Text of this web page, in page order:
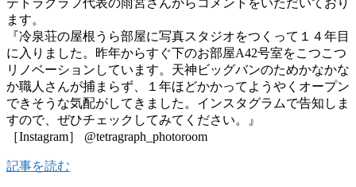
テトラグラフ代表の雨宮さんからコメントをいただいており
ます。
『冷泉荘の屋根うら部屋に写真スタジオをつくって１４年目
に入りました。昨年からすぐ下のお部屋A42号室をこつこつ
リノベーションしています。天神ビッグバンのためかなかな
か職人さんが捕まらず、１年ほどかかってようやくオープン
できそうな気配がしてきました。インスタグラムで告知しま
すので、ぜひチェックしてみてください。』
［Instagram］ @tetragraph_photoroom
記事を読む